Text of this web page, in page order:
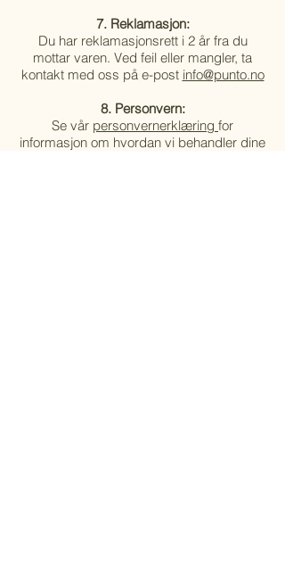
7. Reklamasjon:
Du har reklamasjonsrett i 2 år fra du
mottar varen. Ved feil eller mangler, ta
kontakt med oss på e-post info@punto.no
8. Personvern:
Se vår personvernerklæring for
informasjon om hvordan vi behandler dine